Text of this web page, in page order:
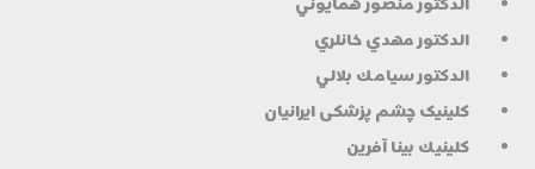
الدكتور مهدي خانلري
الدكتور سيامك بلالي
کلینیک چشم پزشکی ایرانیان
كلينيك بينا آفرين